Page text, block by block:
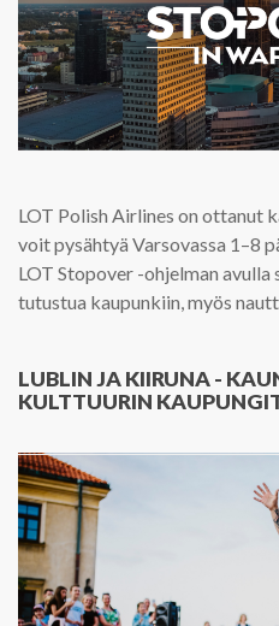
LOT Polish Airlines on ottanut
voit pysähtyä Varsovassa 1–8
LOT Stopover -ohjelman avulla
tutustua kaupunkiin, myös
LUBLIN JA KIIRUNA -
KULTTUURIN